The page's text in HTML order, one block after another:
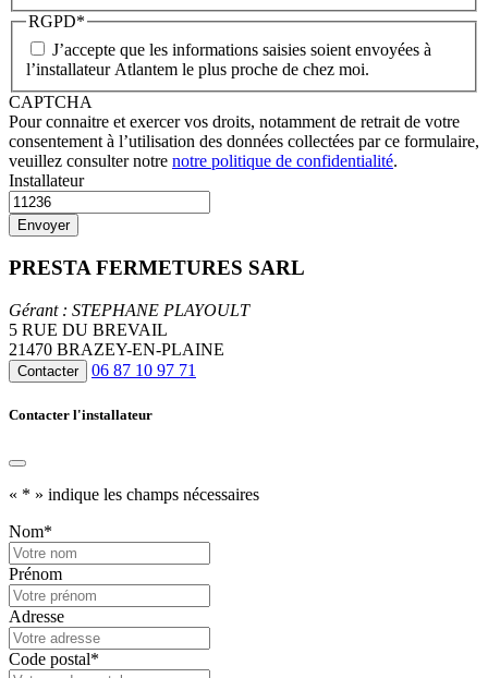
RGPD*
J’accepte que les informations saisies soient envoyées à
l’installateur Atlantem le plus proche de chez moi.
CAPTCHA
Pour connaitre et exercer vos droits, notamment de retrait de votre
consentement à l’utilisation des données collectées par ce formulaire,
veuillez consulter notre notre politique de confidentialité.
Installateur
PRESTA FERMETURES SARL
Gérant : STEPHANE PLAYOULT
5 RUE DU BREVAIL
21470 BRAZEY-EN-PLAINE
Contacter 06 87 10 97 71
Contacter l'installateur
« * » indique les champs nécessaires
Nom*
Prénom
Adresse
Code postal*